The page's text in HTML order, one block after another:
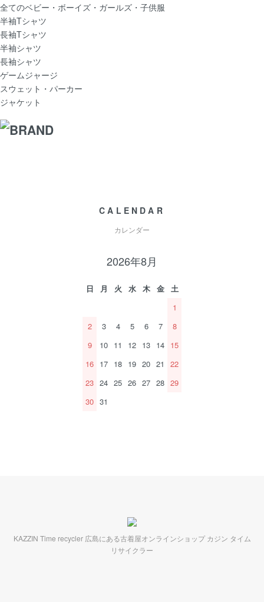
全てのベビー・ボーイズ・ガールズ・子供服
半袖Tシャツ
長袖Tシャツ
半袖シャツ
長袖シャツ
ゲームジャージ
スウェット・パーカー
ジャケット
CALENDAR
カレンダー
2026年8月
日 月 火 水 木 金
土
1
2
3 4 5 6 7
8
9
10 11 12 13 14 15
16 17 18 19 20 21
22
23 24 25 26 27 28 29
30 31
KAZZIN Time recycler 広島にある古着屋オンラインショップ カジン タイム
リサイクラー